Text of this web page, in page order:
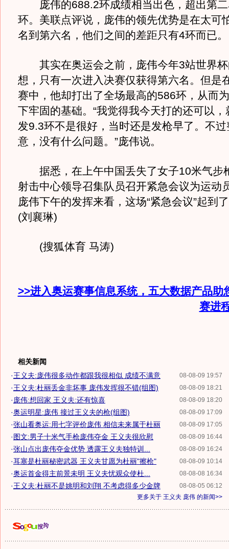
庞伟的688.2环成绩相当出色，超出第二
环。美联点评说，庞伟的领先优势是在太可
名到第六名，他们之间的差距只有4环而已。
其实在奥运会之前，庞伟今年3站世界杯
想，只有一次进入决赛仅获得第六名。但是
赛中，他却打出了全场最高的586环，从而
下牢固的基础。“我觉得我今天打的还可以
发9.3环不是很好，当时还是发枪早了。不
意，没有什么问题。”庞伟说。
据悉，在上午中国丢失了女子10米气步
射击中心领导召集队员召开紧急会议为运动
庞伟下午的发挥来看，这场“紧急会议”起到
(刘襄琳)
(搜狐体育 马涛)
>>进入奥运赛事信息系统，五大数据产品助
赛进
相关新闻
08-08-09 19:57
·王义夫:庞伟很多动作都跟我很相似 成绩不满意
08-08-09 18:21
·王义夫:杜丽丢金非坏事 庞伟发挥很不错(组图)
08-08-09 18:20
· 庞伟:想回家 王义夫:还有惊喜
08-08-09 17:09
·奥运明星:庞伟 接过王义夫的枪(组图)
08-08-09 17:05
·张山看奥运:用七字评价庞伟 相信未来属于杜丽
08-08-09 16:44
·图文:男子十米气手枪庞伟夺金 王义夫很欣慰
08-08-09 16:24
·张山点出庞伟夺金优势 透露王义夫独特训...
08-08-09 10:14
·耳塞是杜丽秘密武器 王义夫甘愿为杜丽"擦枪"
08-08-08 16:34
·奥运首金得主前景未明 王义夫忧观众使杜...
08-08-05 06:12
·王义夫:杜丽不是姚明和刘翔 不考虑得多少金牌
更多关于 王义夫 庞伟 的新闻>>